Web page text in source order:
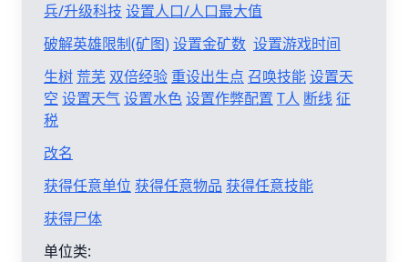
兵/升级科技 设置人口/人口最大值
破解英雄限制(矿图)设置金矿数 设置游戏时间
生树 荒芜 双倍经验 重设出生点 召唤技能设置天
空 设置天气设置水色设置作弊配置 T人 断线征
税
改名
获得任意单位 获得任意物品 获得任意技能
获得尸体
单位类: